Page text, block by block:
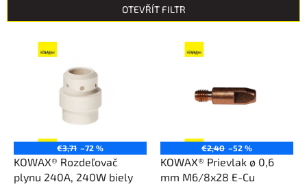
í
OTEVŘÍT FILTR
€3,71 –72 %
KOWAX® Rozdeľovač
plynu 240A, 240W biely
€2,40 –52 %
KOWAX® Prievlak ø 0,6
mm M6/8x28 E-Cu